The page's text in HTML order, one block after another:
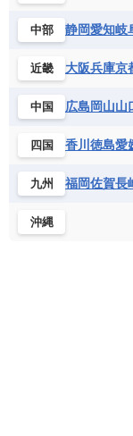
モナコ公国
ラトビア
北マケドニア
セントルシア
ドミニカ共和
ニカラグア
バルバドス
フランス領ギ
ベネズエラ
メキシコ
コートジボワ
サントメ・
シエラレオネ
ジンバブエ
セントヘレ
チュニジア
ナミビア
マダガスカル
中部 静岡愛知岐
近畿 大阪兵庫京
中国 広島岡山山
四国 香川 徳島愛
九州 福岡佐賀長
沖縄